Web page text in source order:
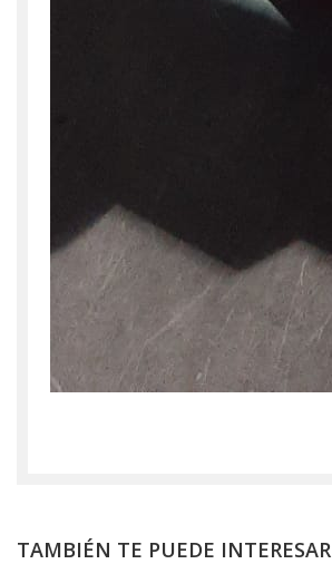
TAMBIÉN TE PUEDE INTERESAR